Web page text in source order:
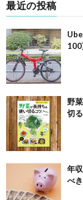
最近の投稿
100
野
切
年
べ